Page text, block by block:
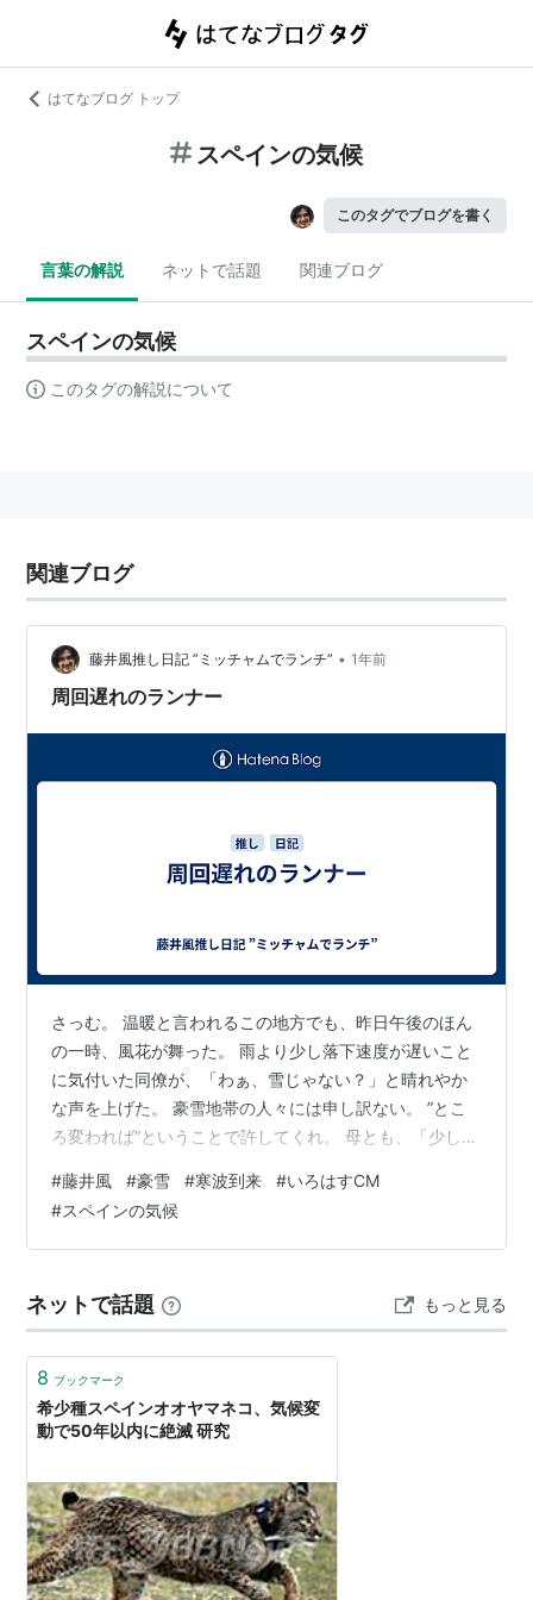
はてなブログ トップ
スペインの気候
このタグでブログを書く
言葉の解説 ネットで話題 関連ブログ
スペインの気候
このタグの解説について
関連ブログ
藤井風推し日記 ”ミッチャムでランチ” • 1年前
周回遅れのランナー
さっむ。 温暖と言われるこの地方でも、昨日午後のほん
の一時、風花が舞った。 雨より少し落下速度が遅いこと
に気付いた同僚が、「わぁ、雪じゃない？」と晴れやか
な声を上げた。 豪雪地帯の人々には申し訳ない。 ”とこ
ろ変われば”ということで許してくれ。 母とも、「少しく
ろで、スペイン・カタルーニャ地方は寒くないのか？ ピ
レネー山脈の地中海側の麓らしいので、バルセロナの北
東のようだ。 気候を調べると、私の住む地域と同じよう
に半袖マッチョな男性が映りこんでいたね。 もしかし
て、撮影は、アジアツアーの前？…
#藤井風 #豪雪 #寒波到来 #いろはすCM
#スペインの気候
ネットで話題 もっと見る
8 ブックマーク
希少種スペインオオヤマネコ、気候変
動で50年以内に絶滅 研究